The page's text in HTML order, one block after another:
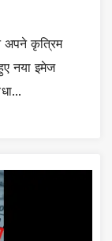
अपने कृत्रिम
नया इमेज